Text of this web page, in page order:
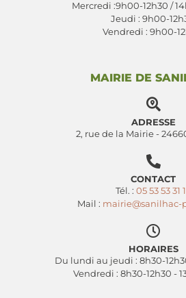
Mercredi :9h00-12h30 /
Jeudi : 9h00-
Vendredi : 9h00-
MAIRIE DE
ADRESSE
2, rue de la Mairie -
CONTACT
Tél. : 05 53 53 31
Mail : mairie@sanilhac-
HORAIRES
Du lundi au jeudi : 8h30-
Vendredi : 8h30-12h30 -